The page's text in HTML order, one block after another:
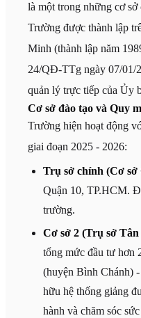
là một trong những cơ
Trường được thành lập
Minh (thành lập năm
24/QĐ-TTg ngày 07/01/
quản lý trực tiếp của Ủy
Cơ sở đào tạo và Quy
Trường hiện hoạt động
giai đoạn 2025 - 2026:
Trụ sở chính (Cơ sở
Quận 10, TP.HCM.
trường.
Cơ sở 2 (Trụ sở
tổng mức đầu tư hơn
(huyện Bình Chánh)
hữu hệ thống giảng
hành và chăm sóc